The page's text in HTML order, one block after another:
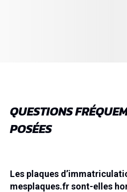
QUESTIONS
POSÉES
Les plaques
mesplaques.fr sont-elles